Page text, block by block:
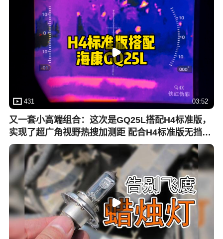
431 03:52
又一套小高端组合：这次是GQ25L搭配H4标准版，
实现了超广角视野热搜加测距 配合H4标准版无挡片
热苗 用比较低成本实现所有功能 #热成像 #海康热
成像